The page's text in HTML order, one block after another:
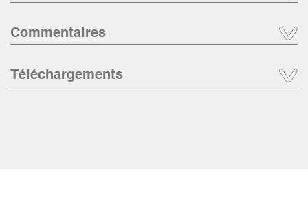
Commentaires
Téléchargements